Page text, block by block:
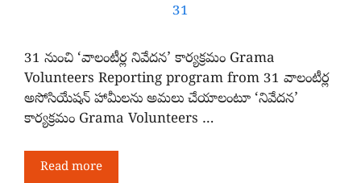
31 నుంచి ‘వాలంటీర్ల నివేదన’ కార్యక్రమం Grama
Volunteers Reporting program from 31 వాలంటీర్ల
అసోసియేషన్ హామీలను అమలు చేయాలంటూ ‘నివేదన’
కార్యక్రమం Grama Volunteers …
Read more